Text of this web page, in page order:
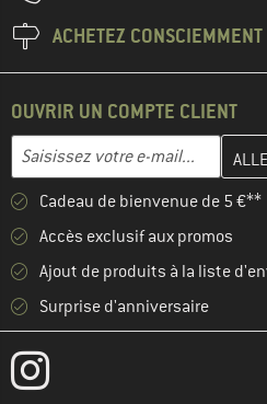
ACHETEZ CONSCIEMMENT
OUVRIR UN COMPTE CLIENT
Adresse e-mail
Entrez votre adresse e-mail ici et
Cadeau de bienvenue de 5 €**
Accès exclusif aux promos
Ajout de produits à la liste
Surprise d'anniversaire